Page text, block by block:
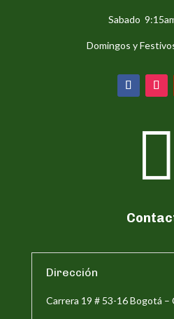
Sabado
Domingos y

Dirección
Carrera 19 # 53-16 Bogotá –